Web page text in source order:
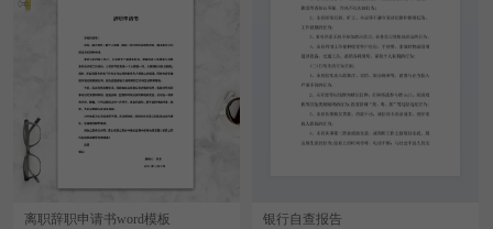
离职辞职申请书word模板 银行自查报告